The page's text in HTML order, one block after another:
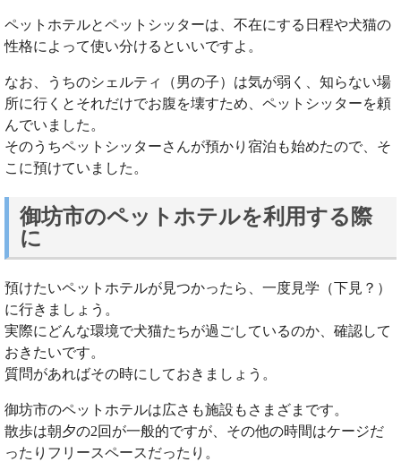
ペットホテルとペットシッターは、不在にする日程や犬猫の
性格によって使い分けるといいですよ。
なお、うちのシェルティ（男の子）は気が弱く、知らない場
所に行くとそれだけでお腹を壊すため、ペットシッターを頼
んでいました。
そのうちペットシッターさんが預かり宿泊も始めたので、そ
こに預けていました。
御坊市のペットホテルを利用する際
に
預けたいペットホテルが見つかったら、一度見学（下見？）
に行きましょう。
実際にどんな環境で犬猫たちが過ごしているのか、確認して
おきたいです。
質問があればその時にしておきましょう。
御坊市のペットホテルは広さも施設もさまざまです。
散歩は朝夕の2回が一般的ですが、その他の時間はケージだ
ったりフリースペースだったり。